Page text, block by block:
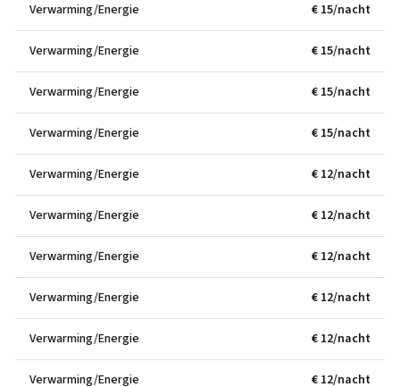
Verwarming/Energie € 15/nacht
Verwarming/Energie € 15/nacht
Verwarming/Energie € 15/nacht
Verwarming/Energie € 15/nacht
Verwarming/Energie € 12/nacht
Verwarming/Energie € 12/nacht
Verwarming/Energie € 12/nacht
Verwarming/Energie € 12/nacht
Verwarming/Energie € 12/nacht
Verwarming/Energie € 12/nacht